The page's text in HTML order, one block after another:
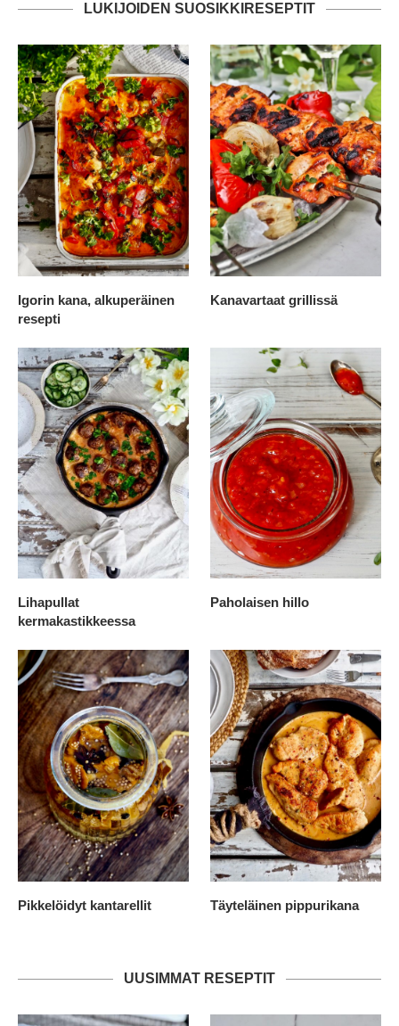
LUKIJOIDEN SUOSIKKIRESEPTIT
Igorin kana, alkuperäinen
resepti
Kanavartaat grillissä
Lihapullat
kermakastikkeessa
Paholaisen hillo
Pikkelöidyt kantarellit Täyteläinen pippurikana
UUSIMMAT RESEPTIT